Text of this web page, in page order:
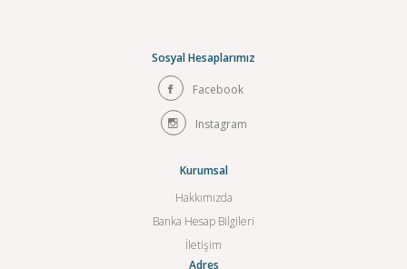
Sosyal Hesaplarımız
Facebook
Instagram
Kurumsal
Hakkımızda
Banka Hesap Bilgileri
İletişim
Adres